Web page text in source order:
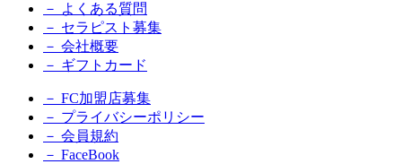
－ よくある質問
－ セラピスト募集
－ 会社概要
－ ギフトカード
－ FC加盟店募集
－ プライバシーポリシー
－ 会員規約
－ FaceBook